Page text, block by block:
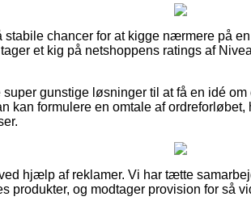
stabile chancer for at kigge nærmere på
et kig på netshoppens ratings af
gunstige løsninger til at få en idé
kan formulere en omtale af
hjælp af reklamer. Vi har tætte
produkter, og modtager provision for så